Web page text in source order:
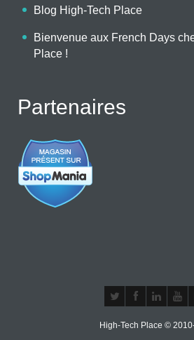
Blog High-Tech Place
Bienvenue aux French Days
Place !
Partenaires
High-Tech Place ©